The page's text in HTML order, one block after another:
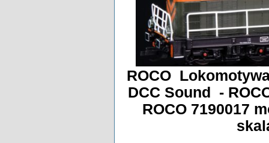
ROCO
DCC Sound -
ROCO 7190017